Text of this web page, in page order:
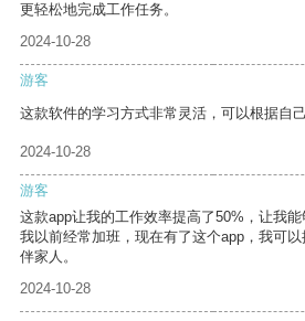
更轻松地完成工作任务。
2024-10-28
游客
这款软件的学习方式非常灵活，可以根据自
2024-10-28
游客
这款app让我的工作效率提高了50%，让我能
我以前经常加班，现在有了这个app，我可
伴家人。
2024-10-28